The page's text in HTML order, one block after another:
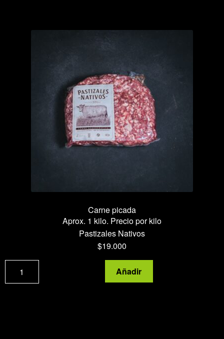
Carne picada
Aprox. 1 kilo. Precio por kilo
Pastizales Nativos
$19.000
Carne
picada
Añadir